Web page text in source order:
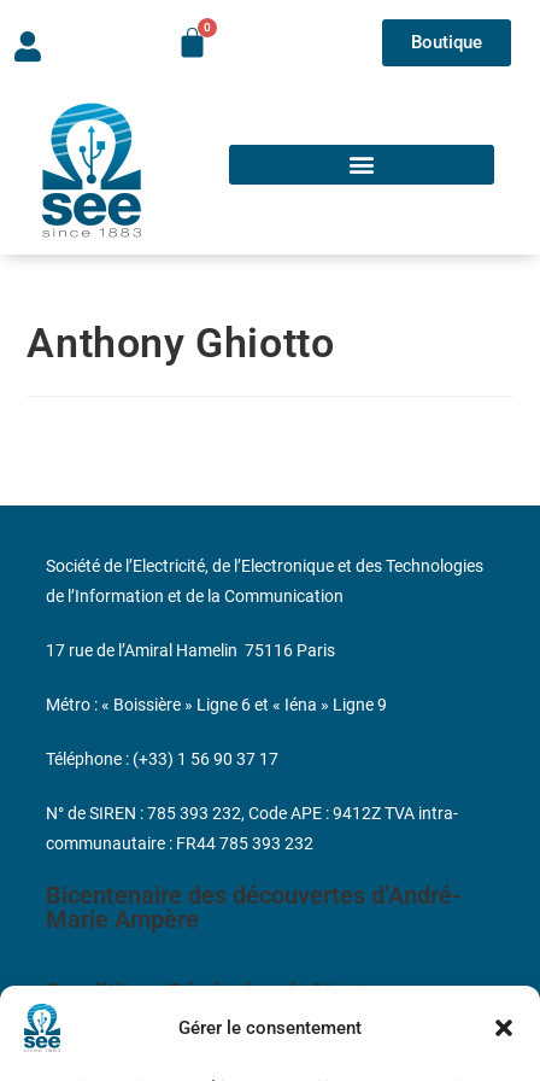
Gérer le consentement
Boutique
Anthony Ghiotto
Bicentenaire des découvertes d’André-
Marie Ampère
Conditions Générales de Vente
Société de l’Electricité, de l’Electronique et des Technologies
de l’Information et de la Communication
17 rue de l’Amiral Hamelin 75116 Paris
Métro : « Boissière » Ligne 6 et « Iéna » Ligne 9
Téléphone : (+33) 1 56 90 37 17
N° de SIREN : 785 393 232, Code APE : 9412Z TVA intra-
communautaire : FR44 785 393 232